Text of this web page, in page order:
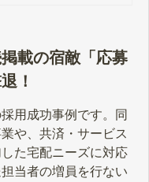
載の宿敵「応募
！
用成功事例です。同
や、共済・サービス
た宅配ニーズに対応
当者の増員を行ない